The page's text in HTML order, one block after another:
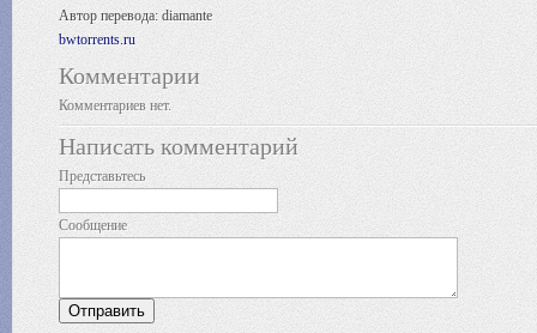
Автор перевода: diamante
bwtorrents.ru
Комментарии
Комментариев нет.
Написать комментарий
Представьтесь
Сообщение